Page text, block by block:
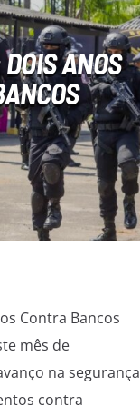
ANOS
Contra Bancos
mês de
na segurança
contra